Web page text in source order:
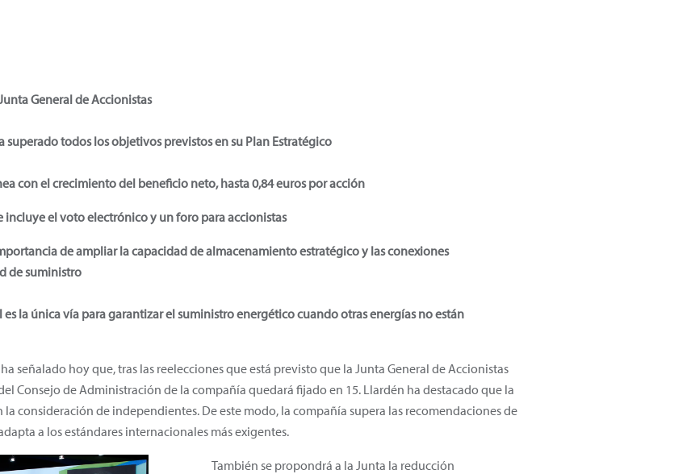
General de Accionistas
todos los objetivos previstos en su Plan Estratégico
con el crecimiento del beneficio neto, hasta 0,84 euros por acción
incluye el voto electrónico y un foro para accionistas
de ampliar la capacidad de almacenamiento estratégico y las conexiones
de suministro
la única vía para garantizar el suministro energético cuando otras energías no están
ha señalado hoy que, tras las reelecciones que está previsto que la Junta General de Accionistas
Consejo de Administración de la compañía quedará fijado en 15. Llardén ha destacado que la
la consideración de independientes. De este modo, la compañía supera las recomendaciones de
a los estándares internacionales más exigentes.
También se propondrá a la Junta la reducción